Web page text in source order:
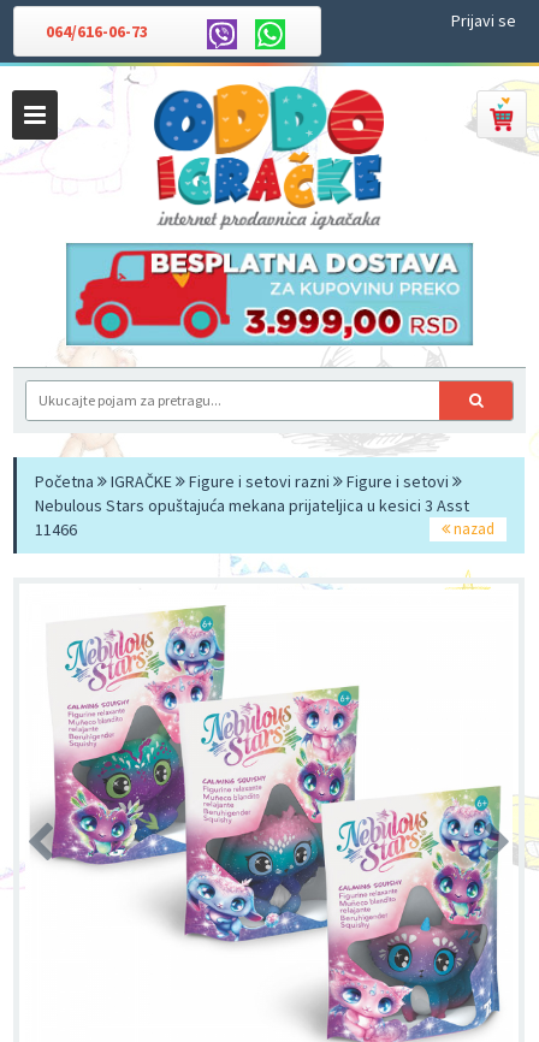
064/616-06-73 Prijavi se
Početna IGRAČKE Figure i setovi razni
Figure i setovi
Nebulous Stars opuštajuća mekana prijateljica u kesici 3 Asst
11466
nazad